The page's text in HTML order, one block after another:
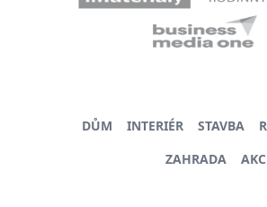
DŮM INTERIÉR STAVBA
ZAHRADA